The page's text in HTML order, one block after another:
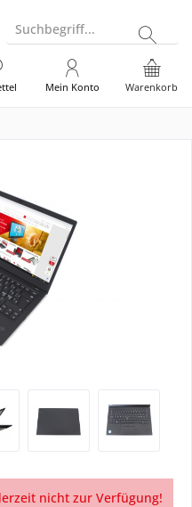
Suchbegriff...
Warenkorb
Mein Konto
nicht zur Verfügung!